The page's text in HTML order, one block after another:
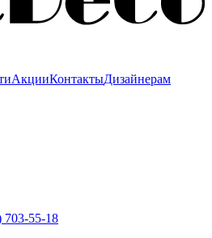
АкцииКонтактыДизайнерам
703-55-18